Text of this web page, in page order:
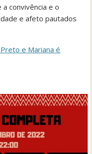
convivência e o
e afeto pautados
e Mariana é